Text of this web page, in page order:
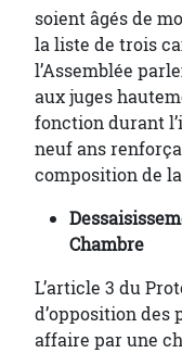
soient âgés de
la liste de trois
l’Assemblée
aux juges
fonction durant
neuf ans
composition de
Chambre
L’article 3 du
d’opposition des
affaire par une